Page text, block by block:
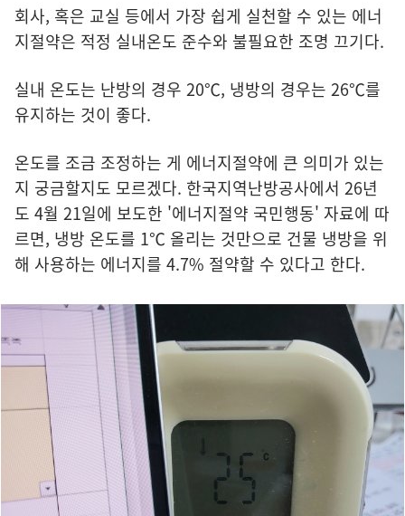
회사, 혹은 교실 등에서 가장 쉽게 실천할 수 있는 에너
지절약은 적정 실내온도 준수와 불필요한 조명 끄기다.
실내 온도는 난방의 경우 20℃, 냉방의 경우는 26℃를
유지하는 것이 좋다.
온도를 조금 조정하는 게 에너지절약에 큰 의미가 있는
지 궁금할지도 모르겠다. 한국지역난방공사에서 26년
도 4월 21일에 보도한 '에너지절약 국민행동' 자료에 따
르면, 냉방 온도를 1℃ 올리는 것만으로 건물 냉방을 위
해 사용하는 에너지를 4.7% 절약할 수 있다고 한다.